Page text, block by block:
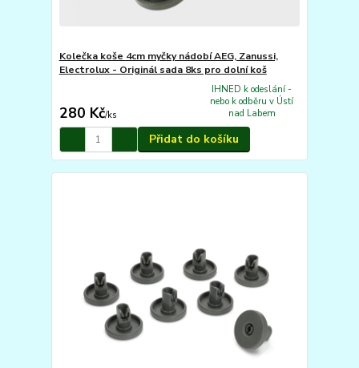
Kolečka koše 4cm myčky nádobí AEG, Zanussi,
Electrolux - Originál sada 8ks pro dolní koš
280 Kč/ks
IHNED k odeslání -
nebo k odběru v Ústí
nad Labem
Přidat do košíku